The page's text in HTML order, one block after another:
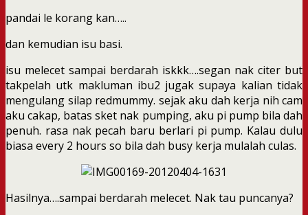
pandai le korang kan…..
dan kemudian isu basi.
isu melecet sampai berdarah iskkk….segan nak citer but
takpelah utk makluman ibu2 jugak supaya kalian tidak
mengulang silap redmummy. sejak aku dah kerja nih cam
aku cakap, batas sket nak pumping, aku pi pump bila dah
penuh. rasa nak pecah baru berlari pi pump. Kalau dulu
biasa every 2 hours so bila dah busy kerja mulalah culas.
Hasilnya….sampai berdarah melecet. Nak tau puncanya?